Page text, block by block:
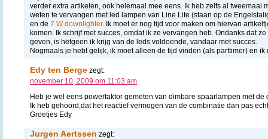
verder extra artikelen, ook helemaal mee eens. Ik heb zelfs al tweemaal
weten te vervangen met led lampen van Line Lite (staan op de
en de 7 W downlighter. Ik moet er nog tijd voor maken om hiervan
komen. Ik schrijf met succes, omdat ik ze vervangen heb. Ondanks dat
geven, is hetgeen ik krijg van de leds voldoende, vandaar met succes.
Nogmaals je hebt gelijk, ik moet alleen de tijd vinden (als parttimer) en ik
Edy ten Berge zegt:
november 10, 2009 om 11:03 am
Heb je wel eens powerfaktor gemeten van dimbare spaarlampen met de
Ik heb gehoord,dat het reactief vermogen van de combinatie dan pas
Groetjes Edy
Jurgen Aertssen zegt: